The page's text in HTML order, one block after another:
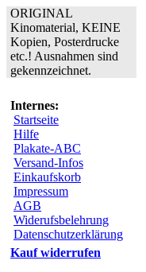
ORIGINAL
Kinomaterial, KEINE
Kopien, Posterdrucke
etc.! Ausnahmen sind
gekennzeichnet.
Internes:
Startseite
Hilfe
Plakate-ABC
Versand-Infos
Einkaufskorb
Impressum
AGB
Widerufsbelehrung
Datenschutzerklärung
Kauf widerrufen